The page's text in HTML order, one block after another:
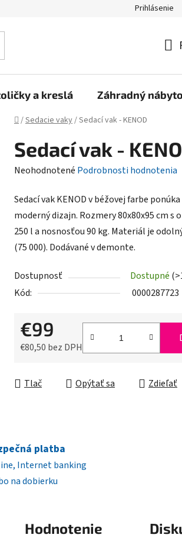
Reklamačný poriadok, Záručné
Prihlásenie
a kreslá Záhradný
Domov
/Sedacie vaky/Sedací vak - KENOD
Sedací vak -
Priemerné
produktu
je
0,0
z
hviezdičiek.
Neohodnotené Podrobnosti hodnotenia
Sedací vak KENOD v béžovej farbe
moderný dizajn. Rozmery 80x80x95 cm s
250 l a nosnosťou 90 kg. Materiál je
(75 000). Dodávané v demonte.
Dostupnosť Dostupné
Kód:
0000287723
€99
€80,50 bez DPH
Tlač Opýtať sa Zdieľať
platba
Internet banking
na dobierku
Hodnotenie